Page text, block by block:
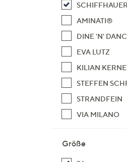
SCHIFFHAUER
AMINATI®
DINE 'N'
EVA LUTZ
KILIAN
STEFFEN
STRANDFEIN
VIA MILANO
Größe